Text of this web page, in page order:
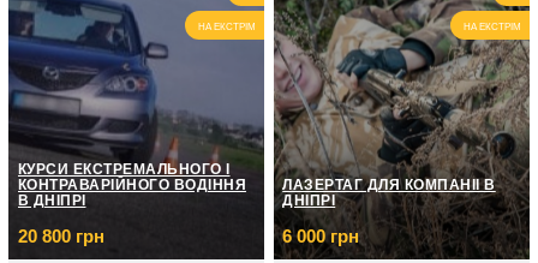
дорога
грн
1 ос. / 120 хв/
кільцева дорога
НА ЕКСТРІМ
КУРСИ ЕКСТРЕМАЛЬНОГО І
КОНТРАВАРІЙНОГО ВОДІННЯ
В ДНІПРІ
20 800 грн
НА ЕКСТРІМ
ЛАЗЕРТАГ ДЛЯ КОМПАНІЇ В
ДНІПРІ
6 000 грн